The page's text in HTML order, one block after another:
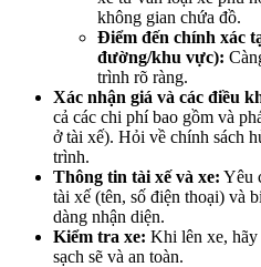
không gian chứa đồ.
Điểm đến chính xác
đường/khu vực):
trình rõ ràng.
Xác nhận giá và các điều
cả các chi phí bao gồm và
ở tài xế). Hỏi về chính sách
trình.
Thông tin tài xế và xe: Yêu
tài xế (tên, số điện thoại) và
dàng nhận diện.
Kiểm tra xe: Khi lên xe, hãy
sạch sẽ và an toàn.